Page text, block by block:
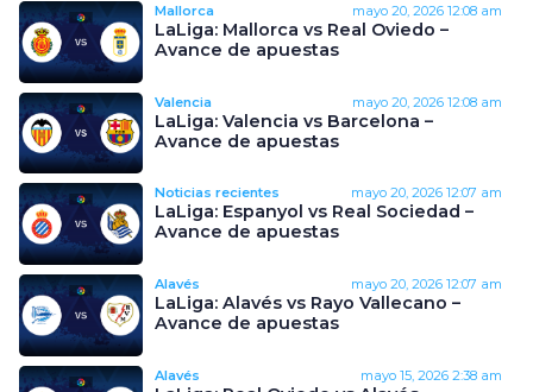
Mallorca mayo 20, 2026 12:08 am
LaLiga: Mallorca vs Real Oviedo –
Avance de apuestas
Valencia mayo 20, 2026 12:08 am
LaLiga: Valencia vs Barcelona –
Avance de apuestas
Noticias recientes mayo 20, 2026 12:07 am
LaLiga: Espanyol vs Real Sociedad –
Avance de apuestas
Alavés mayo 20, 2026 12:07 am
LaLiga: Alavés vs Rayo Vallecano –
Avance de apuestas
Alavés mayo 15, 2026 2:38 am